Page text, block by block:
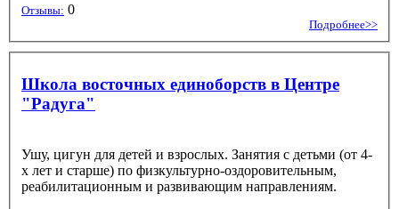
Отзывы: 0
Подробнее>>
Школа восточных единоборств в Центре
"Радуга"
Ушу, цигун для детей и взрослых. Занятия с детьми (от 4-
х лет и старше) по физкультурно-оздоровительным,
реабилитационным и развивающим направлениям.